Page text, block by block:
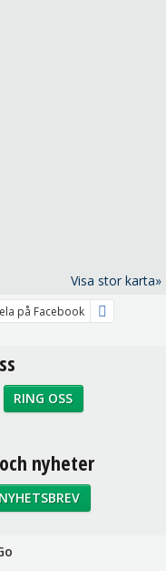
Visa stor karta»
på Facebook
RING OSS
nyheter